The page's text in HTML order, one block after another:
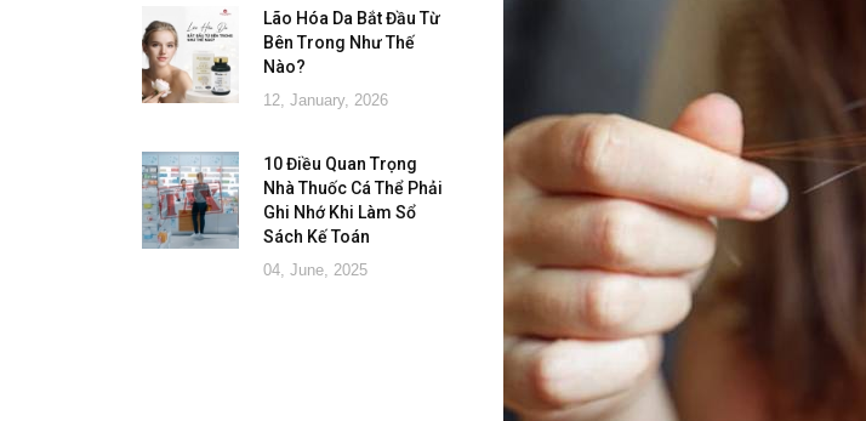
Lão Hóa Da Bắt Đầu Từ
Bên Trong Như Thế
Nào?
12, January, 2026
10 Điều Quan Trọng
Nhà Thuốc Cá Thể Phải
Ghi Nhớ Khi Làm Sổ
Sách Kế Toán
04, June, 2025